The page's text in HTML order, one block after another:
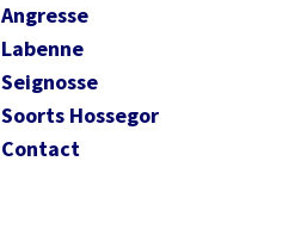
Angresse
Labenne
Seignosse
Soorts Hossegor
Contact